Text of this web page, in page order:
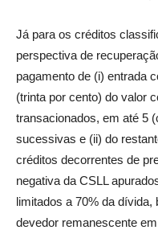
Já para os créditos
perspectiva de
pagamento de (i) entrada
(trinta por cento) do valor
transacionados, em até 5
sucessivas e (ii) do
créditos decorrentes de
negativa da CSLL
limitados a 70% da
devedor remanescente